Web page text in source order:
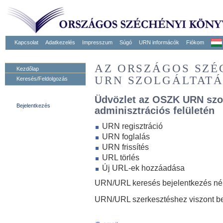
Kapcsolat Adatkezelés Impresszum Súgó URN informácók Fiókom
Kezdőlap
Keresés/Feldolgozás
Bejelentkezés
AZ ORSZÁGOS
URN
Üdvözlet az OSZK URN
adminisztrációs felületén
URN regisztráció
URN foglalás
URN frissítés
URL törlés
Új URL-ek hozzáadása
URN/URL keresés bejelentkezés
URN/URL szerkesztéshez viszont